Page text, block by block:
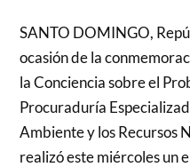
SANTO DOMINGO,
ocasión de la
la Conciencia sobre el
Procuraduría
Ambiente y los Recursos
realizó este miércoles un